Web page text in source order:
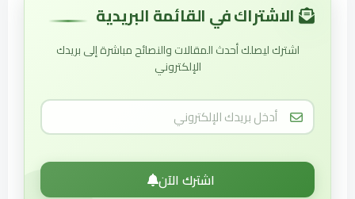
الاشتراك في القائمة البريدية
اشترك ليصلك أحدث المقالات والنصائح مباشرة إلى بريدك
الإلكتروني
اشترك الآن